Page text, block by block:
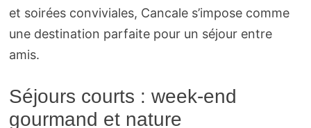
et soirées conviviales, Cancale s’impose comme
une destination parfaite pour un séjour entre
amis.
Séjours courts : week-end
gourmand et nature